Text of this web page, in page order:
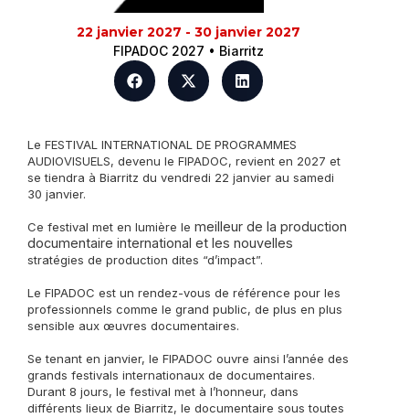
22 janvier 2027 - 30 janvier 2027
FIPADOC 2027 • Biarritz
Le FESTIVAL INTERNATIONAL DE PROGRAMMES
AUDIOVISUELS, devenu le FIPADOC, revient en 2027 et
se tiendra à Biarritz du vendredi 22 janvier au samedi
30 janvier.
Ce festival met en lumière le meilleur de la production
documentaire international et les nouvelles
stratégies de production dites “d’impact”.
Le FIPADOC est un rendez-vous de référence pour les
professionnels comme le grand public, de plus en plus
sensible aux œuvres documentaires.
Se tenant en janvier, le FIPADOC ouvre ainsi l’année des
grands festivals internationaux de documentaires.
Durant 8 jours, le festival met à l’honneur, dans
différents lieux de Biarritz, le documentaire sous toutes